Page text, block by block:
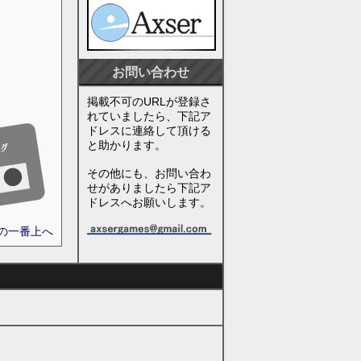
一番上へ
お問い合わせ
掲載不可のURLが登録さ
れていましたら、下記ア
ドレスに連絡して頂ける
と助かります。
その他にも、お問い合わ
せがありましたら下記ア
ドレスへお願いします。